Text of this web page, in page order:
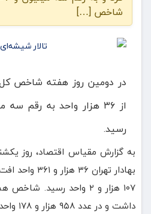
شاخص […]
در دومین روز هفته شاخص
رسید.
به گزارش مقیاس اقتصاد، روز
بهادار تهران
داشت و در عدد ۹۵۸ هزار و ۱۷۸ واحد ایستاد.